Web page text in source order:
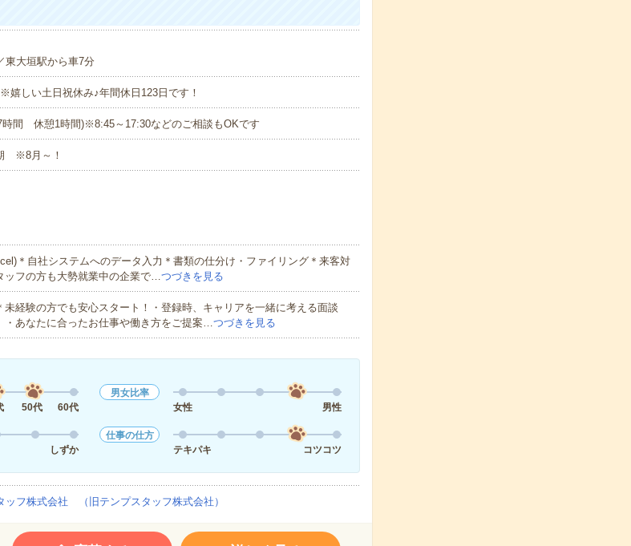
東大垣駅から車7分
しい土日祝休み♪年間休日123日です！
時間 休憩1時間)※8:45～17:30などのご相談もOKです
※8月～！
＊自社システムへのデータ入力＊書類の仕分け・ファイリング＊来客対
フの方も大勢就業中の企業で…つづきを見る
未経験の方でも安心スタート！・登録時、キャリアを一緒に考える面談
・あなたに合ったお仕事や働き方をご提案…つづきを見る
50代 60代
男女比率
女性
男性
しずか
仕事の仕方
テキパキ
コツコツ
ッフ株式会社 （旧テンプスタッフ株式会社）